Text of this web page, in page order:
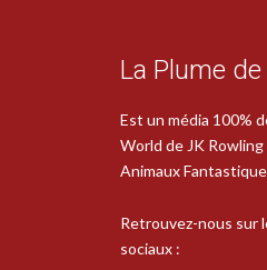
La Plume
Est un média 100%
World de JK
Animaux
Retrouvez-nous sur
sociaux :